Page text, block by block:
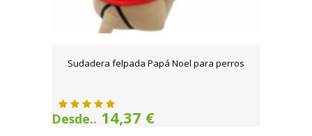
Sudadera felpada Papá Noel para perros
Desde.. 14,37 €